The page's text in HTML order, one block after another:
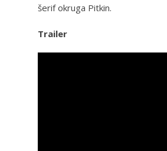
šerif okruga Pitkin.
Trailer